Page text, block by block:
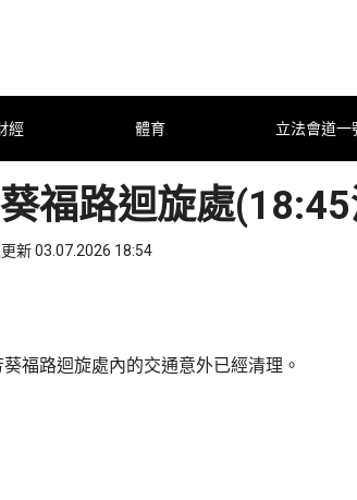
經 體育 立法會道一
福路迴旋處
新 03.07.2026 18:54
福路迴旋處內的交通意外已經清理。